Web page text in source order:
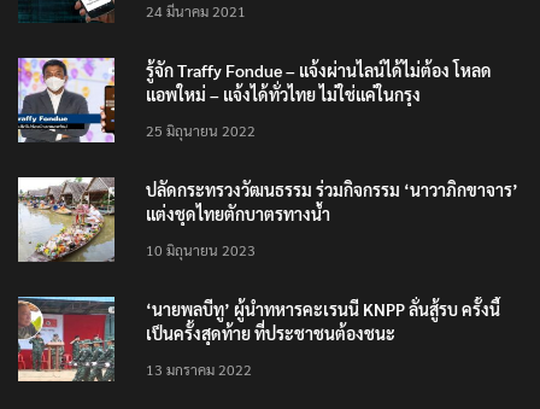
24 มีนาคม 2021
รู้จัก Traffy Fondue – แจ้งผ่านไลน์ได้ไม่ต้อง โหลด
แอพใหม่ – แจ้งได้ทั่วไทย ไม่ใช่แค่ในกรุง
25 มิถุนายน 2022
ปลัดกระทรวงวัฒนธรรม ร่วมกิจกรรม ‘นาวาภิกขาจาร’
แต่งชุดไทยตักบาตรทางน้ำ
10 มิถุนายน 2023
‘นายพลบีทู’ ผู้นำทหารคะเรนนี KNPP ลั่นสู้รบ ครั้งนี้
เป็นครั้งสุดท้าย ที่ประชาชนต้องชนะ
13 มกราคม 2022